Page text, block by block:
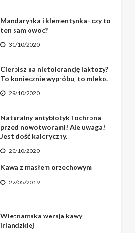
Mandarynka i klementynka- czy to
ten sam owoc?
30/10/2020
Cierpisz na nietolerancję laktozy?
To koniecznie wypróbuj to mleko.
29/10/2020
Naturalny antybiotyk i ochrona
przed nowotworami! Ale uwaga!
Jest dość kaloryczny.
20/10/2020
Kawa z masłem orzechowym
27/05/2019
Wietnamska wersja kawy
irlandzkiej